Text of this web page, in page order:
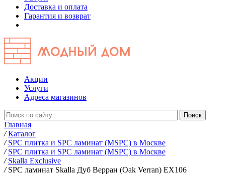
Доставка и оплата
Гарантия и возврат
Акции
Услуги
Адреса магазинов
Главная
/ Каталог
/ SPC плитка и SPC ламинат (MSPC) в Москве
/ SPC плитка и SPC ламинат (MSPC) в Москве
/ Skalla Exclusive
/ SPC ламинат Skalla Дуб Верран (Oak Verran) EX106